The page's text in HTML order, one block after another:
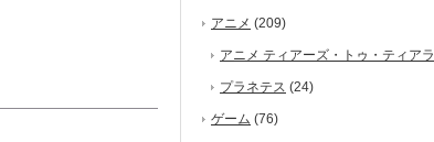
アニメ (209)
アニメ ティアーズ・トゥ・ティアラ
プラネテス (24)
ゲーム (76)